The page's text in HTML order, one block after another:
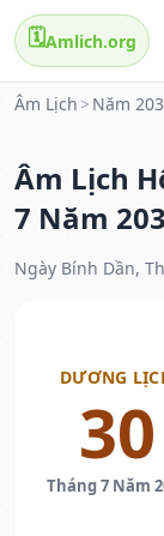
🗓️Amlich.org
Âm Lịch > Năm
Âm Lịch
7 Năm
Ngày Bính Dần,
DƯƠNG
30
Tháng 7 Năm